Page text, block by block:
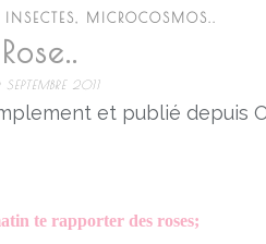
MICROCOSMOS..
Rose..
2011
et publié depuis
te rapporter des roses;